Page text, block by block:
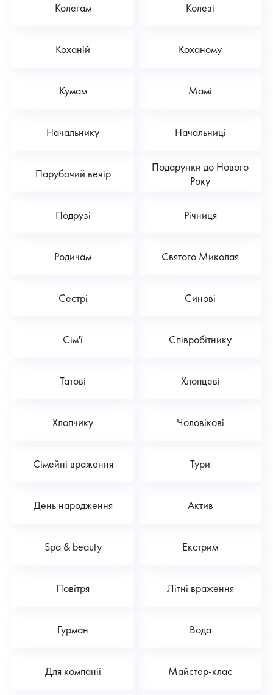
Колегам Колезі
Коханій Коханому
Кумам Мамі
Начальнику Начальниці
Парубочий вечір
Подарунки до Нового
Року
Подрузі Річниця
Родичам Святого Миколая
Сестрі Синові
Сім'ї Співробітнику
Татові Хлопцеві
Хлопчику Чоловікові
Сімейні враження Тури
День народження Актив
Spa & beauty Екстрим
Повітря Літні враження
Гурман Вода
Для компанії Майстер-клас